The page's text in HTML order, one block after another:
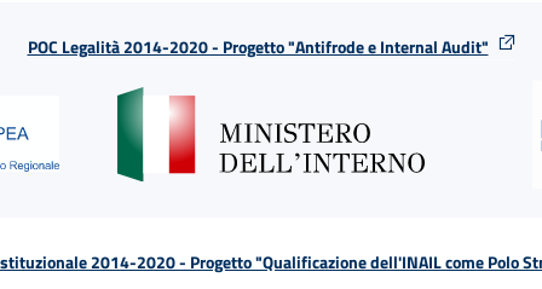
POC Legalità 2014-2020 - Progetto "Antifrode e Internal Audit"
2014-2020 - Progetto "Qualificazione dell'INAIL come Polo